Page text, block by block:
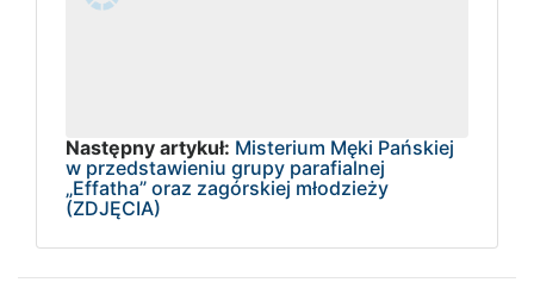
Następny artykuł: Misterium Męki Pańskiej
w przedstawieniu grupy parafialnej
„Effatha” oraz zagórskiej młodzieży
(ZDJĘCIA)